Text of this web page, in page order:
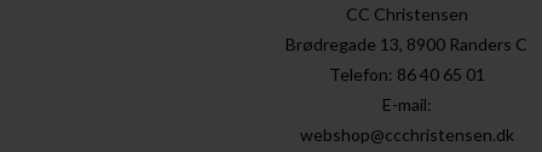
CC Christensen
Brødregade 13, 8900 Randers C
Telefon: 86 40 65 01
E-mail:
webshop@ccchristensen.dk